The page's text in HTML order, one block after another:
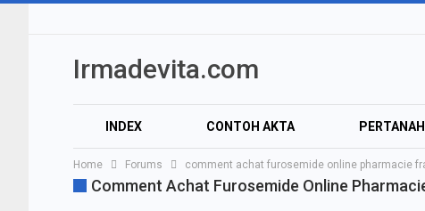
Irmadevita.com
INDEX CONTOH AKTA
AUDIO VIDEO
Home Forums comment achat furosemide online pharmacie
Comment Achat Furosemide Online